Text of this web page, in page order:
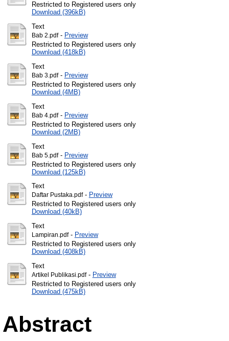
Restricted to Registered users only
Download (396kB)
Text
Bab 2.pdf- Preview
Restricted to Registered users only
Download (418kB)
Text
Bab 3.pdf- Preview
Restricted to Registered users only
Download (4MB)
Text
Bab 4.pdf- Preview
Restricted to Registered users only
Download (2MB)
Text
Bab 5.pdf- Preview
Restricted to Registered users only
Download (125kB)
Text
Daftar Pustaka.pdf- Preview
Restricted to Registered users only
Download (40kB)
Text
Lampiran.pdf- Preview
Restricted to Registered users only
Download (408kB)
Text
Artikel Publikasi.pdf- Preview
Restricted to Registered users only
Download (475kB)
Abstract